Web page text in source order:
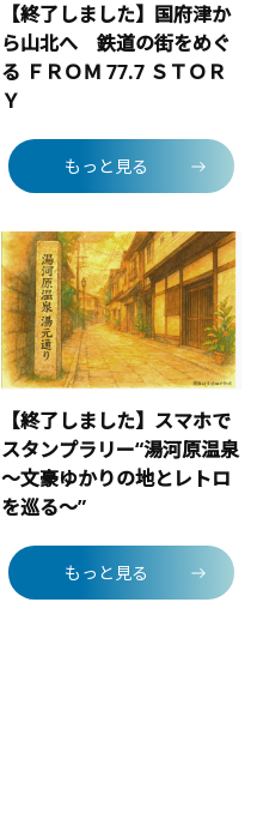
【終了しました】国府津か
ら山北へ 鉄道の街をめぐ
る ＦＲＯＭ 77.7 ＳＴＯＲ
Ｙ
もっと見る
【終了しました】スマホで
スタンプラリー“湯河原温泉
～文豪ゆかりの地とレトロ
を巡る～”
もっと見る